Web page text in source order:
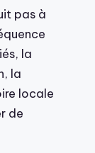
pas à
la
la
locale
de